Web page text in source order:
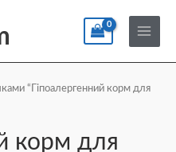
Main
Menu
“Гіпоалергенний корм для
корм для